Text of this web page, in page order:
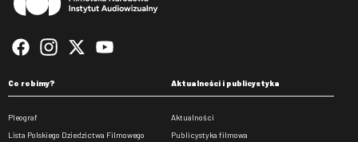
Co robimy?
Pleograf
Lista Polskiego Dziedzictwa Filmowego
Aktualności i publicystyka
Aktualności
Publicystyka filmowa